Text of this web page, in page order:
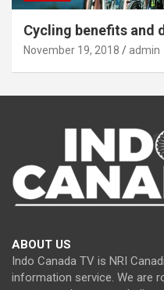
Cycling benefits and
November 19, 2018 admin
ABOUT US
Indo Canada TV is NRI
information service. We are